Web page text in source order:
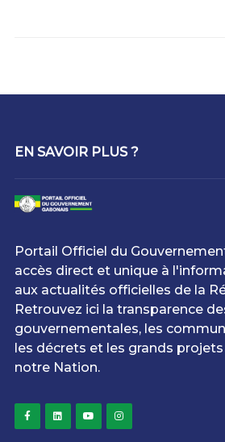
EN SAVOIR PLUS ?
Portail Officiel du
accès direct et unique à
aux actualités officielles de la
Retrouvez ici la transparence
gouvernementales, les
les décrets et les grands
notre Nation.